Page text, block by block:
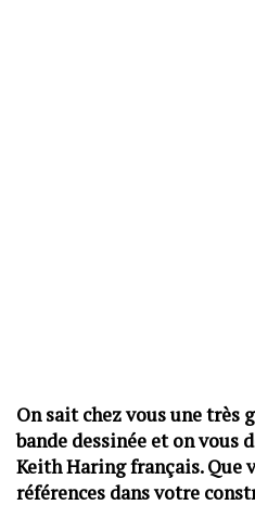
On sait chez vous une très
bande dessinée et on vous
Keith Haring français. Que
références dans votre